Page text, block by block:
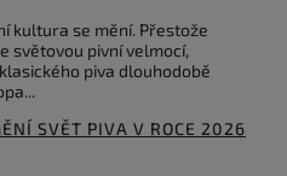
kultura se mění. Přestože
světovou pivní velmocí,
piva dlouhodobě
SVĚT PIVA V ROCE 2026